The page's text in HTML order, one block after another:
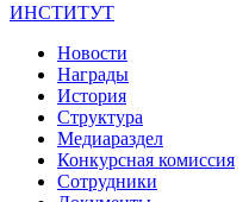
ИНСТИТУТ
Новости
Награды
История
Структура
Медиараздел
Конкурсная комиссия
Сотрудники